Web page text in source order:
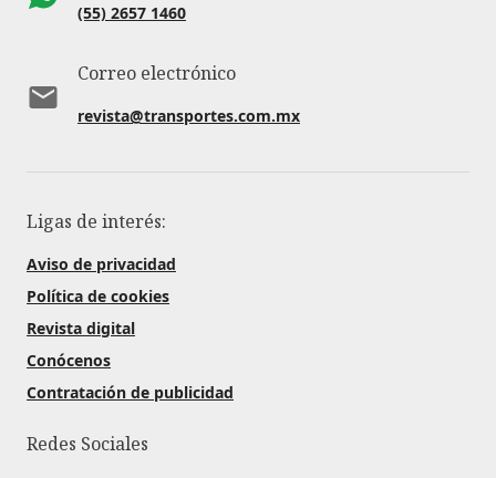
(55) 2657 1460
Correo electrónico
revista@transportes.com.mx
Ligas de interés:
Aviso de privacidad
Política de cookies
Revista digital
Conócenos
Contratación de publicidad
Redes Sociales